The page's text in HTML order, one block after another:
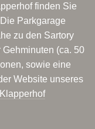
finden Sie
Parkgarage
zu den Sartory
(ca. 50
sowie eine
Website unseres